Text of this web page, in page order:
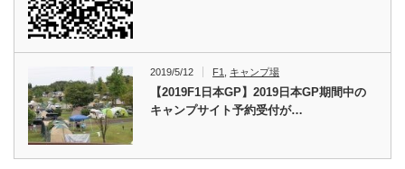
2019/5/12 F1 キャンプ場
【2019F1日本GP】2019日本GP期間中の
キャンプサイト予約受付が…